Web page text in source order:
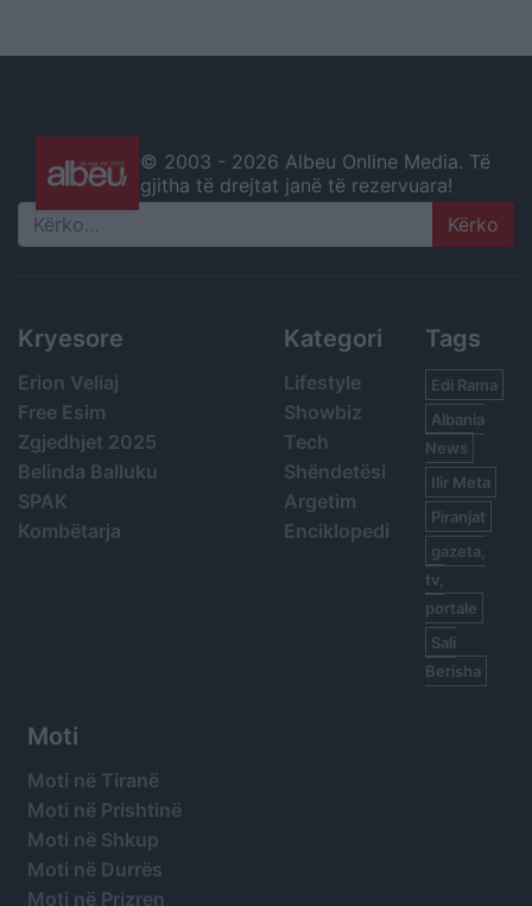
© 2003 - 2026 Albeu Online Media. Të
gjitha të drejtat janë të rezervuara!
Search
Kryesore
Erion Veliaj
Free Esim
Zgjedhjet 2025
Belinda Balluku
SPAK
Kombëtarja
Kategori
Lifestyle
Showbiz
Tech
Shëndetësi
Argetim
Enciklopedi
Tags
Edi Rama
Albania
News
Ilir Meta
Piranjat
gazeta,
tv,
portale
Sali
Berisha
Moti
Moti në Tiranë
Moti në Prishtinë
Moti në Shkup
Moti në Durrës
Moti në Prizren